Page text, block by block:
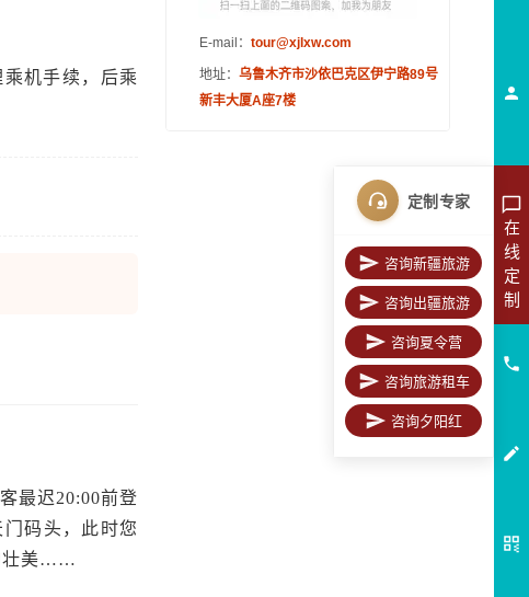
机手续，后乘
最迟20:00前登
门码头，此时您
壮美……
E-mail： tour@xjlxw.com
地址： 乌鲁木齐市沙依巴克区伊宁路89号
新丰大厦A座7楼
在
线
定
制
定制专家
咨询新疆旅游
咨询出疆旅游
咨询夏令营
咨询旅游租车
咨询夕阳红